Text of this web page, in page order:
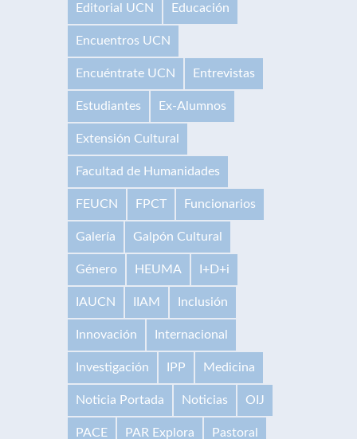
Editorial UCN Educación
Encuentros UCN
Encuéntrate UCN Entrevistas
Estudiantes Ex-Alumnos
Extensión Cultural
Facultad de Humanidades
FEUCN FPCT Funcionarios
Galería Galpón Cultural
Género HEUMA I+D+i
IAUCN IIAM Inclusión
Innovación Internacional
Investigación IPP Medicina
Noticia Portada Noticias OIJ
PACE PAR Explora Pastoral